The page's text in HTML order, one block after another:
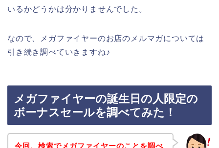
いるかどうかは分かりませんでした。
なので、メガファイヤーのお店のメルマガについては
引き続き調べていきますね♪
メガファイヤーの誕生日の人限定の
ボーナスセールを調べてみた！
今回、検索でメガファイヤーのことを調べ